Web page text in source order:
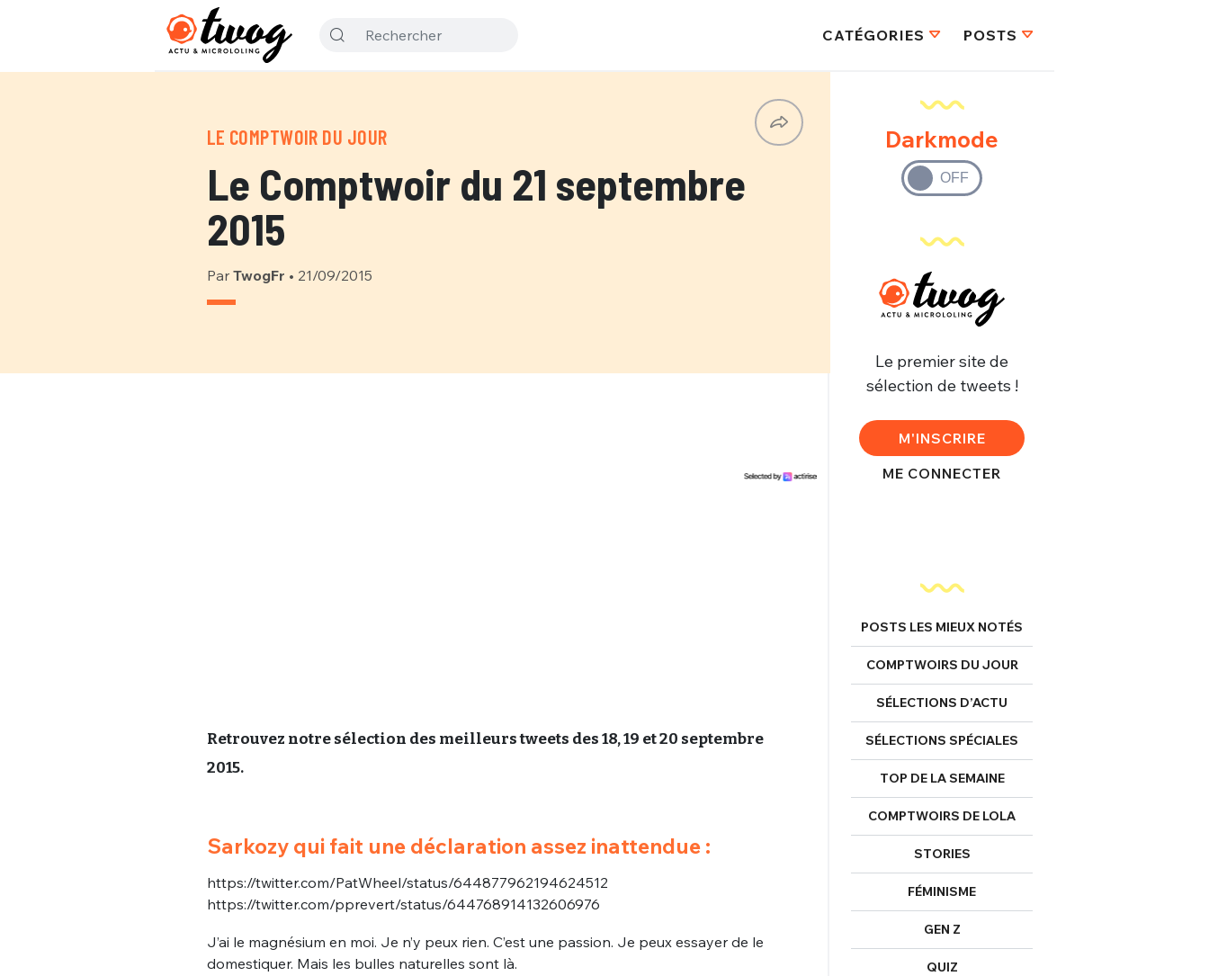
CATÉGORIES POSTS
LE COMPTWOIR DU JOUR
Le Comptwoir du 21 septembre
2015
Par TwogFr • 21/09/2015
Retrouvez notre sélection des meilleurs tweets des 18, 19 et 20 septembre
2015.
Sarkozy qui fait une déclaration assez inattendue :
https://twitter.com/PatWheel/status/644877962194624512
https://twitter.com/pprevert/status/644768914132606976
J’ai le magnésium en moi. Je n’y peux rien. C’est une passion. Je peux essayer de le
domestiquer. Mais les bulles naturelles sont là.
Darkmode
Le premier site de
sélection de tweets !
M'INSCRIRE
ME CONNECTER
POSTS LES MIEUX NOTÉS
COMPTWOIRS DU JOUR
SÉLECTIONS D’ACTU
SÉLECTIONS SPÉCIALES
TOP DE LA SEMAINE
COMPTWOIRS DE LOLA
STORIES
FÉMINISME
GEN Z
QUIZ